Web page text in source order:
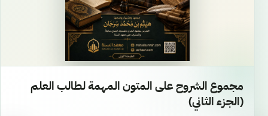
https://whatsapp.com/channel/0029Vb69ygZ7
YSd3itPyqB07
مجموع الشروح على المتون المهمة لطالب العلم
(الجزء الثاني)